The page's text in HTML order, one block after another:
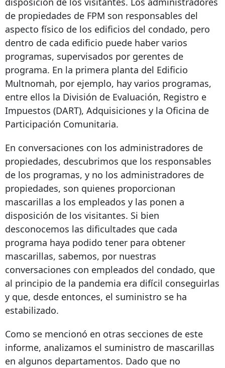
de propiedades de FPM son responsables del
aspecto físico de los edificios del condado, pero
dentro de cada edificio puede haber varios
programas, supervisados ​​por gerentes de
programa. En la primera planta del Edificio
Multnomah, por ejemplo, hay varios programas,
entre ellos la División de Evaluación, Registro e
Impuestos (DART), Adquisiciones y la Oficina de
Participación Comunitaria.
En conversaciones con los administradores de
propiedades, descubrimos que los responsables
de los programas, y no los administradores de
propiedades, son quienes proporcionan
mascarillas a los empleados y las ponen a
disposición de los visitantes. Si bien
desconocemos las dificultades que cada
programa haya podido tener para obtener
mascarillas, sabemos, por nuestras
conversaciones con empleados del condado, que
al principio de la pandemia era difícil conseguirlas
y que, desde entonces, el suministro se ha
estabilizado.
Como se mencionó en otras secciones de este
informe, analizamos el suministro de mascarillas
en algunos departamentos. Dado que no